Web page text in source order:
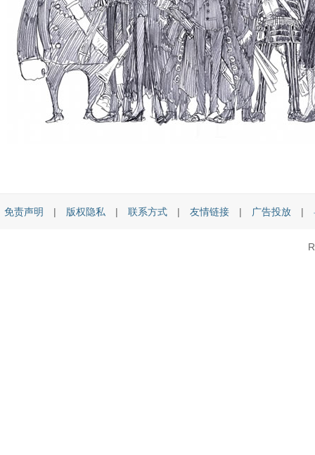
免责声明 | 版权隐私 | 联系方式 | 友情链接 | 广告投放 |